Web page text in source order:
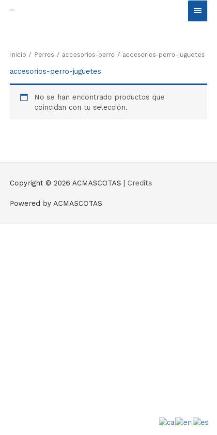
Inicio / Perros / accesorios-perro / accesorios-perro-juguetes
accesorios-perro-juguetes
No se han encontrado productos que
coincidan con tu selección.
Copyright © 2026 ACMASCOTAS | Credits
Powered by ACMASCOTAS